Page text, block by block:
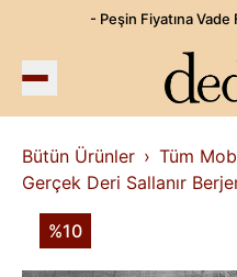
- Peşin Fiyatına Vade
Bütün Ürünler Tüm
Gerçek Deri Sallanır
%10